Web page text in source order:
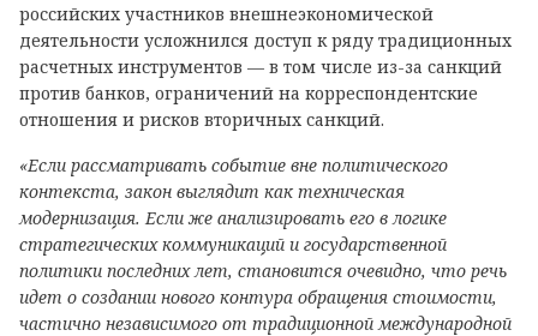
российских участников внешнеэкономической
деятельности усложнился доступ к ряду традиционных
расчетных инструментов — в том числе из-за санкций
против банков, ограничений на корреспондентские
отношения и рисков вторичных санкций.
«Если рассматривать событие вне политического
контекста, закон выглядит как техническая
модернизация. Если же анализировать его в логике
стратегических коммуникаций и государственной
политики последних лет, становится очевидно, что речь
идет о создании нового контура обращения стоимости,
частично независимого от традиционной международной